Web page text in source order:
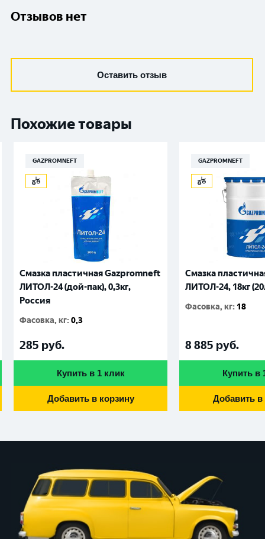
Отзывов нет
Оставить отзыв
Похожие товары
GAZPROMNEFT
Смазка пластичная Gazpromneft
ЛИТОЛ-24 (дой-пак), 0,3кг,
Россия
Фасовка, кг:0,3
285 руб.
Купить в 1 клик
Добавить в корзину
GAZPROMNEFT
Смазка
ЛИТОЛ-24, 18кг
Фасовка, кг: 18
8 885 руб.
Купить в
Добавить в